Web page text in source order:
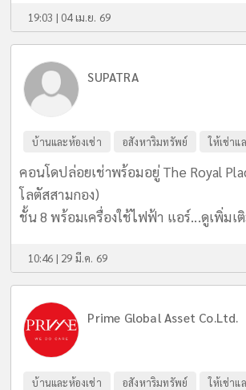
19:03 | 04 เม.ย. 69
SUPATRA
บ้านและห้องเช่า อสังหาริมทรัพย์ ให้เช่าแ
คอนโดปล่อยเช่าพร้อมอยู่ The Royal
โลตัสสามกอง)
ชั้น 8 พร้อมเครื่องใช้ไฟฟ้า แอร์...ดูเพิ่มเ
10:46 | 29 มี.ค. 69
Prime Global Asset Co.Ltd.
บ้านและห้องเช่า อสังหาริมทรัพย์ ให้เช่าแ